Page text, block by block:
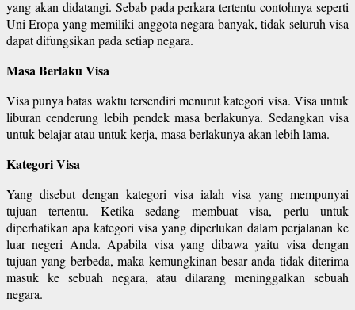
yang akan didatangi. Sebab pada perkara tertentu contohnya seperti
Uni Eropa yang memiliki anggota negara banyak, tidak seluruh visa
dapat difungsikan pada setiap negara.
Masa Berlaku Visa
Visa punya batas waktu tersendiri menurut kategori visa. Visa untuk
liburan cenderung lebih pendek masa berlakunya. Sedangkan visa
untuk belajar atau untuk kerja, masa berlakunya akan lebih lama.
Kategori Visa
Yang disebut dengan kategori visa ialah visa yang mempunyai
tujuan tertentu. Ketika sedang membuat visa, perlu untuk
diperhatikan apa kategori visa yang diperlukan dalam perjalanan ke
luar negeri Anda. Apabila visa yang dibawa yaitu visa dengan
tujuan yang berbeda, maka kemungkinan besar anda tidak diterima
masuk ke sebuah negara, atau dilarang meninggalkan sebuah
negara.